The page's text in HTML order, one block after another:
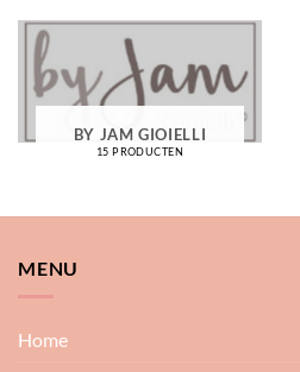
BY JAM GIOIELLI
15 PRODUCTEN
MENU
Home